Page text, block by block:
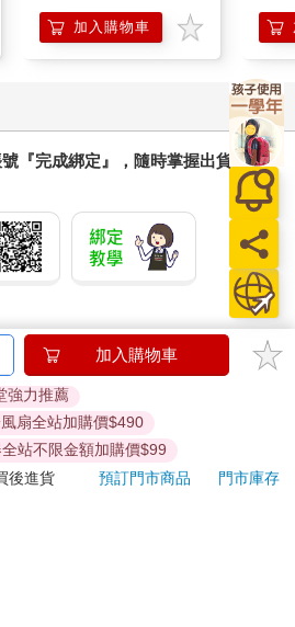
加入購物車
膝
『完成綁定』，隨時掌握出貨動
作ATM! 如接獲電話要求您前往
示，以免受騙上當！
用期，退回商品須為全新狀態**
第19條及行政院消費者保護處公告之
外情事適用準則」，以下商品購買
加入購物車
強力推薦
扇全站加購價$490
站不限金額加購價$99
後進貨 預訂門市商品
門市庫存